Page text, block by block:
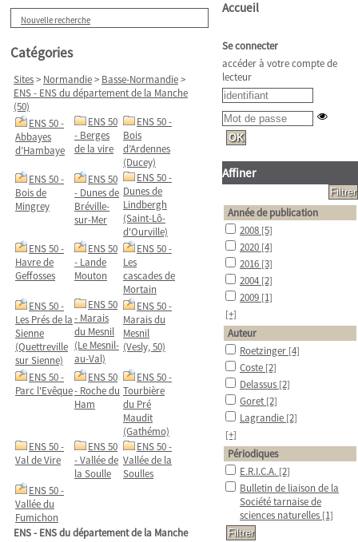
Nouvelle recherche
Catégories
Sites> Normandie> Basse-Normandie>
ENS - ENS du département de la Manche
(50)
ENS 50 -
Abbayes
d’Hambaye
ENS 50
- Berges
de la vire
ENS 50 -
Bois
d’Ardennes
(Ducey)
ENS 50 -
Bois de
Mingrey
ENS 50
- Dunes de
Bréville-
sur-Mer
ENS 50 -
Dunes de
Lindbergh
(Saint-Lô-
d'Ourville)
ENS 50 -
Havre de
Geffosses
ENS 50
- Lande
Mouton
ENS 50 -
Les
cascades de
Mortain
ENS 50 -
Les Prés de la
Sienne
(Quettreville
sur Sienne)
ENS 50
- Marais
du Mesnil
(Le Mesnil-
au-Val)
ENS 50 -
Marais du
Mesnil
(Vesly, 50)
ENS 50 -
Parc l'Evêque
ENS 50
- Roche du
Ham
ENS 50 -
Tourbière
du Pré
Maudit
(Gathémo)
ENS 50 -
Val de Vire
ENS 50
- Vallée de
la Soulle
ENS 50 -
Vallée de la
Soulles
ENS 50 -
Vallée du
Fumichon
ENS - ENS du département de la Manche
Accueil
Se connecter
accéder à votre compte de
lecteur
Affiner
Année de publication
2008 [5]
2020 [4]
2016 [3]
2004 [2]
2009 [1]
[+]
Auteur
Roetzinger [4]
Coste [2]
Delassus [2]
Goret [2]
Lagrandie [2]
[+]
Périodiques
E.R.I.C.A. [2]
Bulletin de liaison de la
Société tarnaise de
sciences naturelles [1]